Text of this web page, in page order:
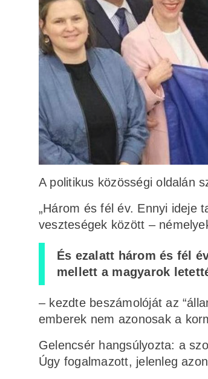
A politikus közösségi oldalán
„Három és fél év. Ennyi ideje
veszteségek között –
És ezalatt három és fél
mellett a magyarok
– kezdte beszámolóját az
emberek nem azonosak a
Gelencsér hangsúlyozta: a
Úgy fogalmazott, jelenleg